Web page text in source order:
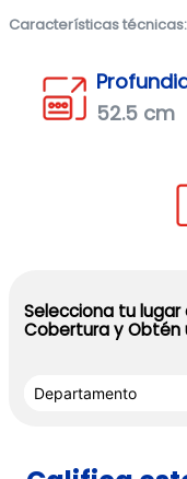
Características técnicas:
52.5 cm
Selecciona tu
Cobertura y Obtén